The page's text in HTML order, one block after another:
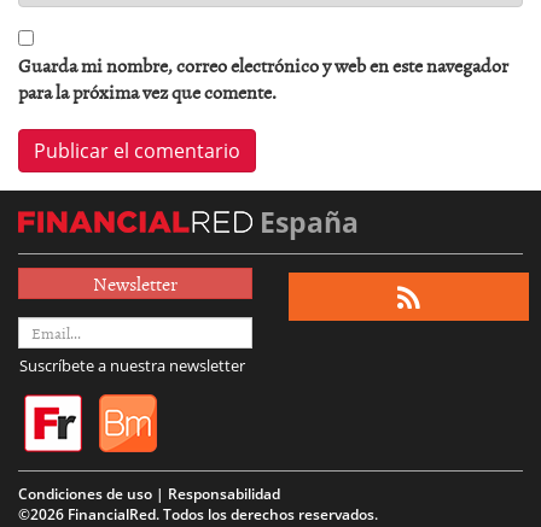
Guarda mi nombre, correo electrónico y web en este navegador
para la próxima vez que comente.
España
Newsletter
Suscríbete a nuestra newsletter
Condiciones de uso | Responsabilidad
©2026 FinancialRed. Todos los derechos reservados.